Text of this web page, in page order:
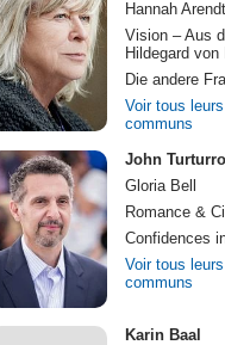
Hannah Arendt
Vision – Aus
Hildegard von
Die andere
Voir tous
communs
John Turturro
Gloria Bell
Romance &
Confidences
Voir tous
communs
Karin Baal